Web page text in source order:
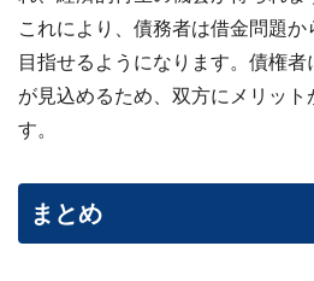
これにより、債務者は借金問題
目指せるようになります。債権
が見込めるため、双方にメリット
す。
まとめ